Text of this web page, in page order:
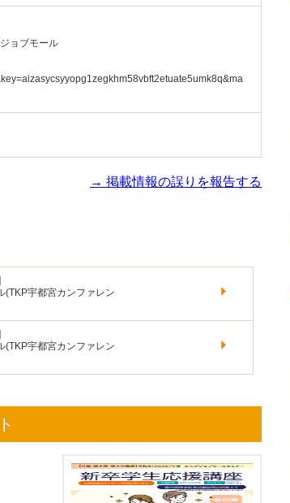
ョブモール
→ 掲載情報の誤りを報告する
(TKP宇都宮カンファレン
(TKP宇都宮カンファレン